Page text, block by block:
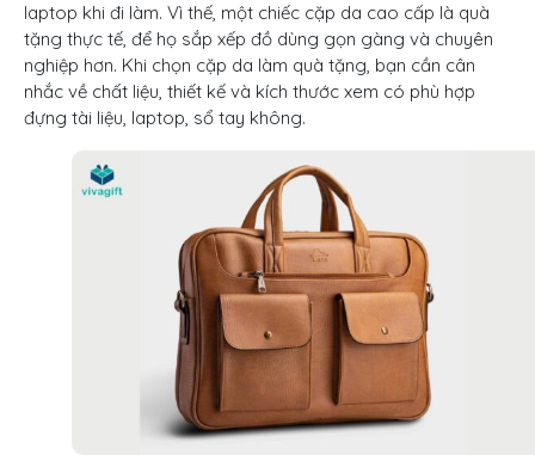
laptop khi đi làm. Vì thế, một chiếc cặp da cao cấp là quà
tặng thực tế, để họ sắp xếp đồ dùng gọn gàng và chuyên
nghiệp hơn. Khi chọn cặp da làm quà tặng, bạn cần cân
nhắc về chất liệu, thiết kế và kích thước xem có phù hợp
đựng tài liệu, laptop, sổ tay không.